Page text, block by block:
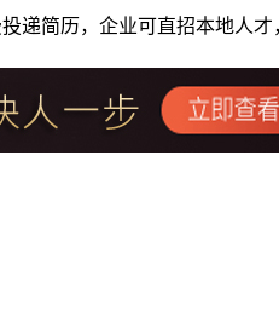
递简历，企业可直招本地人